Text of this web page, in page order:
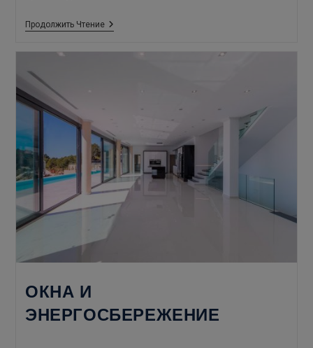
Продолжить ЧтениеСовременная
ОКНА И
ЭНЕРГОСБЕРЕЖЕНИЕ